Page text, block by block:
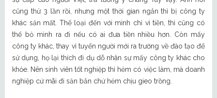
cũng thử 3 lần rồi, nhưng một thời gian ngắn thì bị công ty
khác săn mất. Thể loại đến với mình chỉ vì tiền, thì cũng có
thể bỏ mình ra đi nếu có ai đưa tiền nhiều hơn. Còn mấy
công ty khác, thay vì tuyển người mới ra trường về đào tạo để
sử dụng, họ lại thích đi dụ dỗ nhân sự mấy công ty khác cho
khỏe. Nên sinh viên tốt nghiệp thì hẻm có việc làm, mà doanh
nghiệp cứ mãi đi săn bắn chứ hẻm chịu gieo trồng.